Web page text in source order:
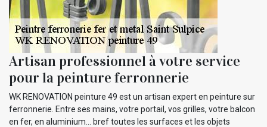
Artisan professionnel à votre service
pour la peinture ferronnerie
WK RENOVATION peinture 49 est un artisan expert en peinture sur
ferronnerie. Entre ses mains, votre portail, vos grilles, votre balcon
en fer, en aluminium… bref toutes les surfaces et les objets